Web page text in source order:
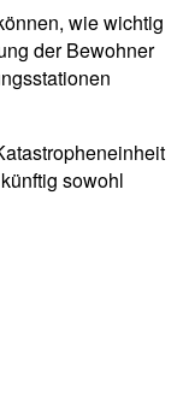
wie wichtig
der Bewohner
sowohl